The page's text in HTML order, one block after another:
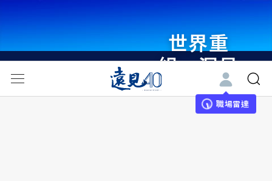
世界重
組・洞見
未來 與
世界領袖
職場雷達